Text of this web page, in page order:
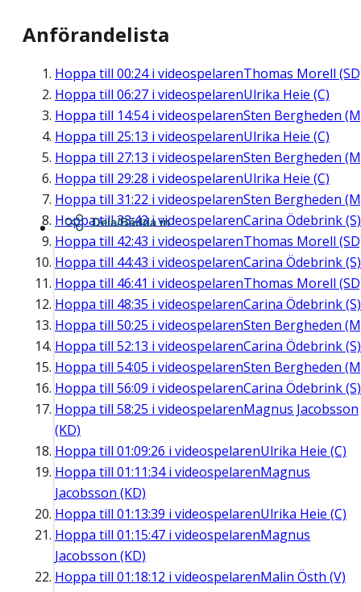
Anförandelista
Hoppa till 00:24i videospelarenThomas Morell
Hoppa till 06:27 i videospelarenUlrika Heie (C)
Hoppa till 14:54i videospelarenSten Bergheden
Hoppa till 25:13 i videospelarenUlrika Heie (C)
Hoppa till 27:13 i videospelarenSten Bergheden
Hoppa till 29:28 i videospelarenUlrika Heie (C)
Hoppa till 31:22 i videospelarenSten Bergheden
Hoppa till33:43i videospelarenCarina Ödebrink (S)
Hoppa till 42:43 i videospelarenThomas Morell
Hoppa till 44:43 i videospelarenCarina Ödebrink (S)
Hoppa till 46:41 i videospelarenThomas Morell
Hoppa till 48:35 i videospelarenCarina Ödebrink (S)
Hoppa till 50:25 i videospelarenSten Bergheden
Hoppa till 52:13 i videospelarenCarina Ödebrink (S)
Hoppa till 54:05 i videospelarenSten Bergheden
Hoppa till 56:09 i videospelarenCarina Ödebrink (S)
Hoppa till 58:25 i videospelarenMagnus Jacobsson
(KD)
Hoppa till 01:09:26 i videospelarenUlrika Heie (C)
Hoppa till 01:11:34i videospelarenMagnus
Jacobsson (KD)
Hoppa till 01:13:39 i videospelarenUlrika Heie (C)
Hoppa till 01:15:47 i videospelarenMagnus
Jacobsson (KD)
Hoppa till 01:18:12 i videospelarenMalin Östh (V)
Dela/Bädda in